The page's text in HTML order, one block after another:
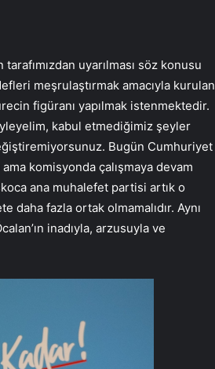
uyarılması söz konusu
meşrulaştırmak amacıyla kurulan
figüranı yapılmak istenmektedir.
kabul etmediğimiz şeyler
Bugün Cumhuriyet
komisyonda çalışmaya devam
ana muhalefet partisi artık o
daha fazla ortak olmamalıdır. Aynı
inadıyla, arzusuyla ve